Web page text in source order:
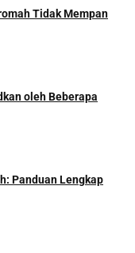
Tidak Mempan
oleh Beberapa
Panduan Lengkap